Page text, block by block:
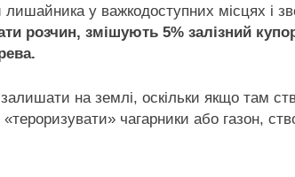
у важкодоступних місцях і
розчин, змішують 5% залізний
на землі, оскільки якщо там
чагарники або газон,